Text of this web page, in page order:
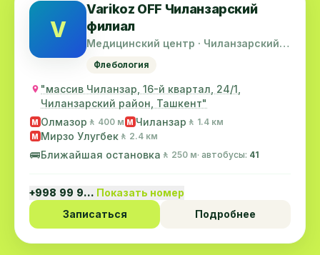
V
Varikoz OFF Чиланзарский
филиал
Медицинский центр · Чиланзарский
Флебология
"массив Чиланзар, 16-й квартал, 24/1,
Чиланзарский район, Ташкент"
M Олмазор 🚶 400 м M Чиланзар 🚶 1.4 км
M Мирзо Улугбек 🚶 2.4 км
🚌Ближайшая остановка 🚶 250 м· автобусы: 41
+998 99 9… Показать номер
Записаться
Подробнее